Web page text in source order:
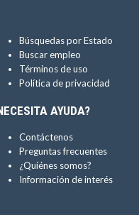
Búsquedas por Estado
Buscar empleo
Términos de uso
Política de privacidad
AYUDA?
Contáctenos
Preguntas frecuentes
¿Quiénes somos?
Información de interés